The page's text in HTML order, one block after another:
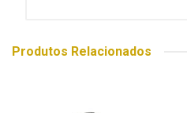
Produtos Relacionados